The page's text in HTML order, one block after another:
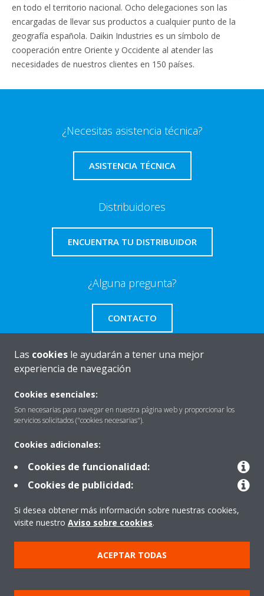
en todo el territorio nacional. Ocho delegaciones son las
encargadas de llevar sus productos a cualquier punto de la
geografía española. Daikin Industries es un símbolo de
cooperación entre Oriente y Occidente al atender las
necesidades de nuestros clientes en 150 países.
¿Necesitas asistencia técnica?
ASISTENCIA TÉCNICA
Distribuidores
ENCUENTRA TU DISTRIBUIDOR
¿Alguna pregunta?
CONTACTO
Quiénes somos
Contactar con Daikin
Nuestros Productos
Copyright © Daikin
Aviso Legal
Cookies Política de Protección de Datos
Las cookies le ayudarán a tener una mejor
experiencia de navegación
Cookies esenciales:
Son necesarias para navegar en nuestra página web y proporcionar los
servicios solicitados ("cookies necesarias").
Cookies adicionales:
Cookies de funcionalidad:
Cookies de publicidad:
Si desea obtener más información sobre nuestras cookies,
visite nuestro Aviso sobre cookies.
ACEPTAR TODAS